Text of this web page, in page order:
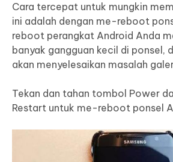
Yang Hilang Dari Galeri
Cara tercepat untuk mungkin
ini adalah dengan me-reboot
reboot perangkat Android Anda
banyak gangguan kecil di ponsel,
akan menyelesaikan masalah
Tekan dan tahan tombol Power
Restart untuk me-reboot ponsel